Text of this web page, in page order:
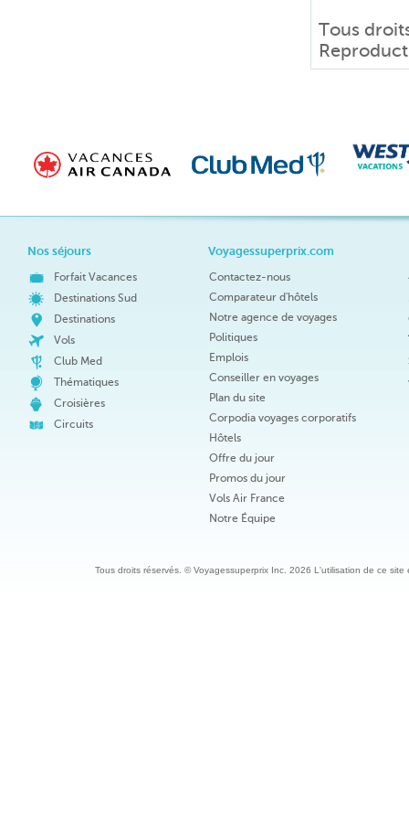
Tous
Nos séjours
Forfait Vacances
Destinations Sud
Destinations
Vols
Club Med
Thématiques
Croisières
Circuits
Voyagessuperprix.com
Contactez-nous
Comparateur d'hôtels
Notre agence de voyages
Politiques
Emplois
Conseiller en voyages
Plan du site
Corpodia voyages corporatifs
Hôtels
Offre du jour
Promos du jour
Vols Air France
Notre Équipe
Tous droits réservés. © Voyagessuperprix Inc. 2026 L'utilisation de ce